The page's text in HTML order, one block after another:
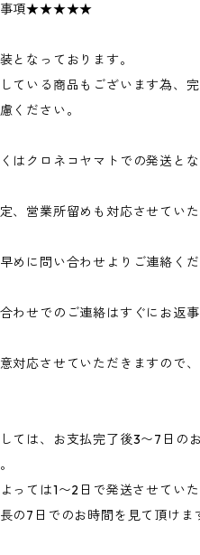
項★★★★★
となっております。
ている商品もございます為、
ください。
はクロネコヤマトでの発送とな
、営業所留めも対応させてい
めに問い合わせよりご連絡くだ
わせでのご連絡はすぐにお返
対応させていただきますので
ては、お支払完了後3〜7日の
っては1〜2日で発送させてい
の7日でのお時間を見て頂けま